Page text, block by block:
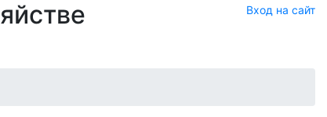
Вход на сайт